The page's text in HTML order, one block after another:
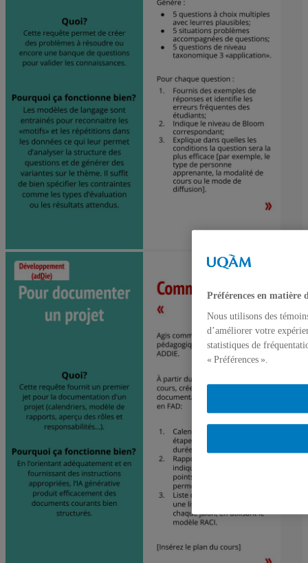
Préférences en matière
Nous utilisons des
d’améliorer votre
statistiques de
« Préférences ».